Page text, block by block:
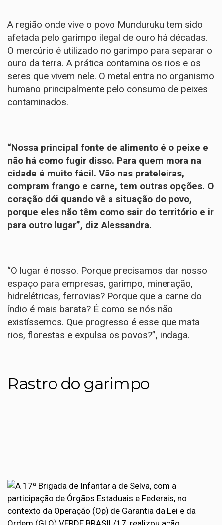
A região onde vive o povo Munduruku tem sido
afetada pelo garimpo ilegal de ouro há décadas.
O mercúrio é utilizado no garimpo para separar o
ouro da terra. A prática contamina os rios e os
seres que vivem nele. O metal entra no organismo
humano principalmente pelo consumo de peixes
contaminados.
“Nossa principal fonte de alimento é o peixe e
não há como fugir disso. Para quem mora na
cidade é muito fácil. Vão nas prateleiras,
compram frango e carne, tem outras opções. O
coração dói quando vê a situação do povo,
porque eles não têm como sair do território e ir
para outro lugar”, diz Alessandra.
“O lugar é nosso. Porque precisamos dar nosso
espaço para empresas, garimpo, mineração,
hidrelétricas, ferrovias? Porque que a carne do
índio é mais barata? É como se nós não
existíssemos. Que progresso é esse que mata
rios, florestas e expulsa os povos?”, indaga.
Rastro do garimpo